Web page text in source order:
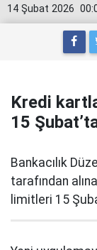
14 Şubat 2026
Kredi
15
Bankacılık
tarafından
limitleri 15